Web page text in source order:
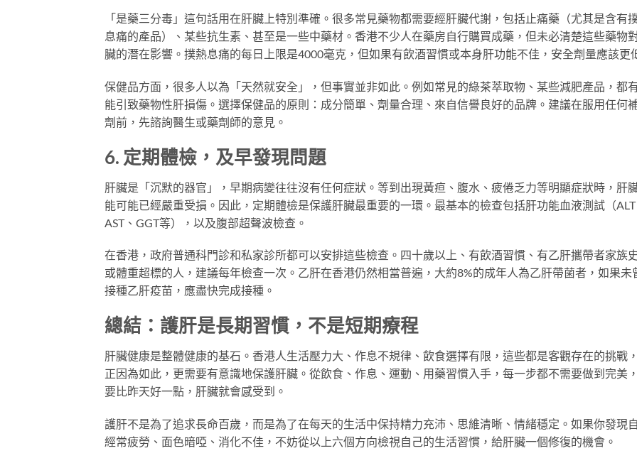
「是藥三分毒」這句話用在肝臟上特別準確。很多常見藥物都需要經肝臟代謝，包括止痛藥（尤其是含有
息痛的產品）、某些抗生素、甚至是一些中藥材。香港不少人在藥房自行購買成藥，但未必清楚這些藥物
臟的潛在影響。撲熱息痛的每日上限是4000毫克，但如果有飲酒習慣或本身肝功能不佳，安全劑量應該更
保健品方面，很多人以為「天然就安全」，但事實並非如此。例如常見的綠茶萃取物、某些減肥產品，都
能引致藥物性肝損傷。選擇保健品的原則：成分簡單、劑量合理、來自信譽良好的品牌。建議在服用任何
劑前，先諮詢醫生或藥劑師的意見。
6. 定期體檢，及早發現問題
肝臟是「沉默的器官」，早期病變往往沒有任何症狀。等到出現黃疸、腹水、疲倦乏力等明顯症狀時，肝
能可能已經嚴重受損。因此，定期體檢是保護肝臟最重要的一環。最基本的檢查包括肝功能血液測試（ALT
AST、GGT等），以及腹部超聲波檢查。
在香港，政府普通科門診和私家診所都可以安排這些檢查。四十歲以上、有飲酒習慣、有乙肝攜帶者家族
或體重超標的人，建議每年檢查一次。乙肝在香港仍然相當普遍，大約8%的成年人為乙肝帶菌者，如果未
接種乙肝疫苗，應盡快完成接種。
總結：護肝是長期習慣，不是短期療程
肝臟健康是整體健康的基石。香港人生活壓力大、作息不規律、飲食選擇有限，這些都是客觀存在的挑戰
正因為如此，更需要有意識地保護肝臟。從飲食、作息、運動、用藥習慣入手，每一步都不需要做到完美
要比昨天好一點，肝臟就會感受到。
護肝不是為了追求長命百歲，而是為了在每天的生活中保持精力充沛、思維清晰、情緒穩定。如果你發現
經常疲勞、面色暗啞、消化不佳，不妨從以上六個方向檢視自己的生活習慣，給肝臟一個修復的機會。